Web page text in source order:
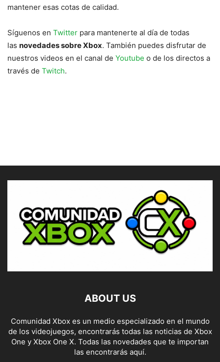
mantener esas cotas de calidad.
Síguenos en Twitter para mantenerte al día de todas
las novedades sobre Xbox. También puedes disfrutar de
nuestros videos en el canal de Youtube o de los directos a
través de Twitch.
ABOUT US
Comunidad Xbox es un medio especializado en el mundo
de los videojuegos, encontrarás todas las noticias de Xbox
One y Xbox One X. Todas las novedades que te importan
las encontrarás aquí.